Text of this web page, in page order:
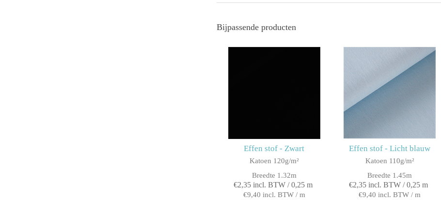
Bijpassende producten
Effen stof - Zwart
Katoen 120g/m²
Breedte 1.32m
€2,35 incl. BTW / 0,25 m
€9,40 incl. BTW / m
Effen stof - Licht blauw
Katoen 110g/m²
Breedte 1.45m
€2,35 incl. BTW / 0,25 m
€9,40 incl. BTW / m